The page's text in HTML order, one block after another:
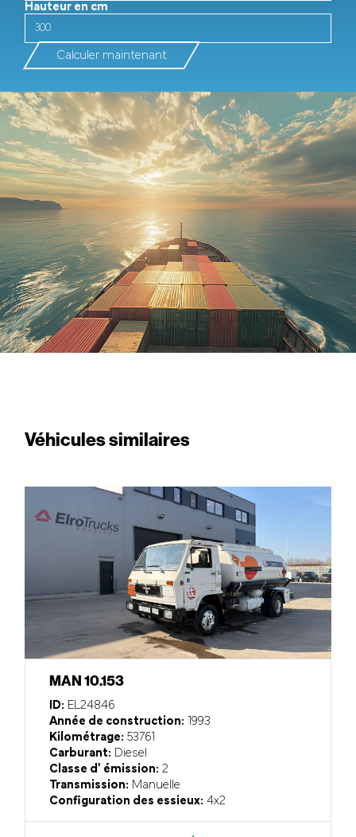
Hauteur en cm
Calculer maintenant
Véhicules similaires
MAN 10.153
ID: EL24846
Année de construction: 1993
Kilométrage: 53761
Carburant: Diesel
Classe d' émission: 2
Transmission: Manuelle
Configuration des essieux: 4x2